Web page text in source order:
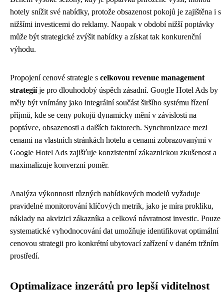
hotely snížit své nabídky, protože obsazenost pokojů je zajištěna i s
nižšími investicemi do reklamy. Naopak v období nižší poptávky
může být strategické zvýšit nabídky a získat tak konkurenční
výhodu.
Propojení cenové strategie s celkovou revenue management
strategiíje pro dlouhodobý úspěch zásadní. Google Hotel Ads by
měly být vnímány jako integrální součást širšího systému řízení
příjmů, kde se ceny pokojů dynamicky mění v závislosti na
poptávce, obsazenosti a dalších faktorech. Synchronizace mezi
cenami na vlastních stránkách hotelu a cenami zobrazovanými v
Google Hotel Ads zajišťuje konzistentní zákaznickou zkušenost a
maximalizuje konverzní poměr.
Analýza výkonnosti různých nabídkových modelů vyžaduje
pravidelné monitorování klíčových metrik, jako je míra prokliku,
náklady na akvizici zákazníka a celková návratnost investic. Pouze
systematické vyhodnocování dat umožňuje identifikovat optimální
cenovou strategii pro konkrétní ubytovací zařízení v daném tržním
prostředí.
Optimalizace inzerátů pro lepší viditelnost